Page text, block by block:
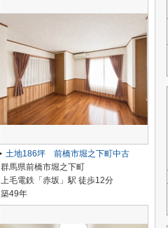
土地186坪 前橋市堀之下町中古
群馬県前橋市堀之下町
上毛電鉄「赤坂」駅 徒歩12分
築49年